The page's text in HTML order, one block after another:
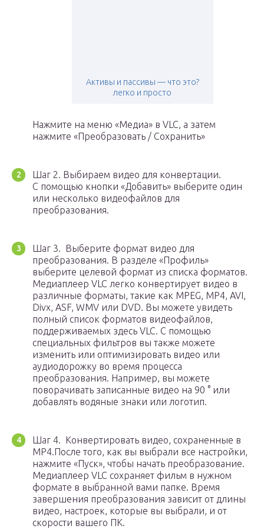
Активы и пассивы — что это?
легко и просто
Нажмите на меню «Медиа» в VLC, а затем
нажмите «Преобразовать / Сохранить»
Шаг 2. Выбираем видео для конвертации.
С помощью кнопки «Добавить» выберите один
или несколько видеофайлов для
преобразования.
Шаг 3. Выберите формат видео для
преобразования. В разделе «Профиль»
выберите целевой формат из списка форматов.
Медиаплеер VLC легко конвертирует видео в
различные форматы, такие как MPEG, MP4, AVI,
Divx, ASF, WMV или DVD. Вы можете увидеть
полный список форматов видеофайлов,
поддерживаемых здесь VLC. С помощью
специальных фильтров вы также можете
изменить или оптимизировать видео или
аудиодорожку во время процесса
преобразования. Например, вы можете
поворачивать записанные видео на 90 ° или
добавлять водяные знаки или логотип.
Шаг 4. Конвертировать видео, сохраненные в
MP4.После того, как вы выбрали все настройки,
нажмите «Пуск», чтобы начать преобразование.
Медиаплеер VLC сохраняет фильм в нужном
формате в выбранной вами папке. Время
завершения преобразования зависит от длины
видео, настроек, которые вы выбрали, и от
скорости вашего ПК.